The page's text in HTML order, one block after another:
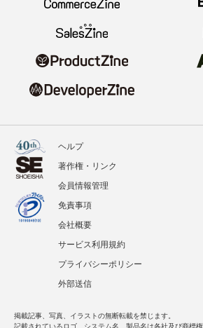
ヘルプ
著作権・リンク
会員情報管理
免責事項
会社概要
サービス利用規約
プライバシーポリシー
外部送信
掲載記事、写真、イラストの無断転載を禁じます。
記載されているロゴ、システム名、製品名は各社及び商標